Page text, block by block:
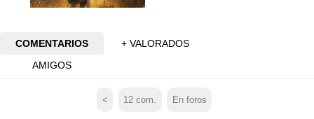
COMENTARIOS
+ VALORADOS
AMIGOS
< 12 com. En foros